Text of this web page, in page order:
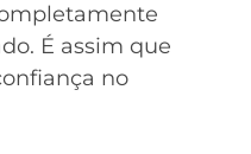
É assim que
no